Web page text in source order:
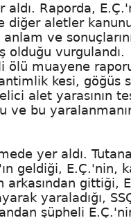
aldı. Raporda,
diğer aletler
ve
olduğu vurgulandı.
ölü muayene
kesi, göğüs
alet yarasının
ve bu
yer aldı.
geldiği, E.Ç.'nin,
arkasından gittiği,
yaraladığı,
şüpheli